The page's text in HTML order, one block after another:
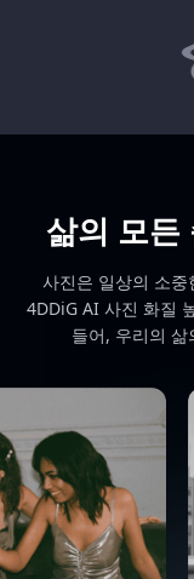
삶의 모든
사진은 일상의 소
4DDiG AI 사진 화질
들어, 우리의